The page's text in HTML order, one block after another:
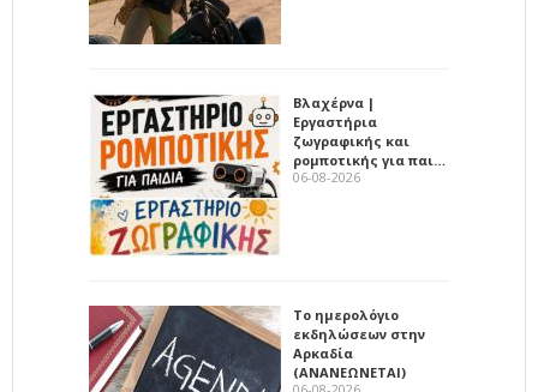
Βλαχέρνα |
Εργαστήρια
ζωγραφικής και
ρομποτικής για παι…
06-08-2026
Το ημερολόγιο
εκδηλώσεων στην
Αρκαδία
(ΑΝΑΝΕΩΝΕΤΑΙ)